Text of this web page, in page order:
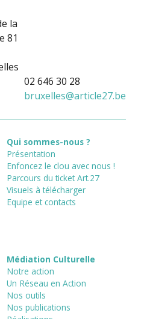
la
81
02 646 30 28
bruxelles@article27.be
Qui sommes-nous ?
Présentation
Enfoncez le clou avec nous !
Parcours du ticket Art.27
Visuels à télécharger
Equipe et contacts
Médiation Culturelle
Notre action
Un Réseau en Action
Nos outils
Nos publications